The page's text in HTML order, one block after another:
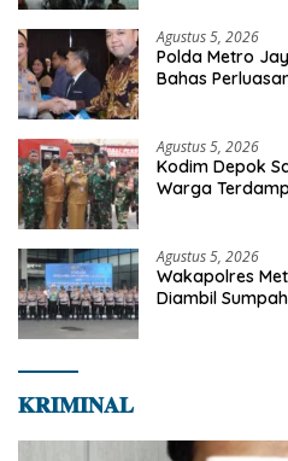
Agustus 5, 2026
Polda Metro
Bahas
Agustus 5, 2026
Kodim Depok
Warga
Agustus 5, 2026
Wakapolres
Diambil
𝐊𝐑𝐈𝐌𝐈𝐍𝐀𝐋